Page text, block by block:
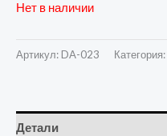
Нет в наличии
Артикул: DA-023 Категория:
Детали